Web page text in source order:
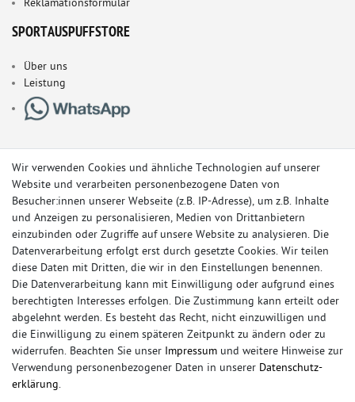
Reklamationsformular
SPORTAUSPUFFSTORE
Über uns
Leistung
© Copyright 2026 Sportauspuff-Store.de - Alle Rechte vorbehalten.
Preisangaben inkl. gesetzlicher MwSt. und zzgl. Versandkosten
Das Internetportal für Sportendschalldämpfer, Komplettanlagen,
Rennsportanlagen, Sportendrohre, Universalteile, Fächerkrümmer,
Vorschalldämpfer, Sportkat, Ersatzrohr und Auspuffzubehör.
Wir verwenden Cookies und ähnliche Technologien auf unserer
Website und verarbeiten personenbezogene Daten von
Besucher:innen unserer Webseite (z.B. IP-Adresse), um z.B. Inhalte
und Anzeigen zu personalisieren, Medien von Drittanbietern
einzubinden oder Zugriffe auf unsere Website zu analysieren. Die
Datenverarbeitung erfolgt erst durch gesetzte Cookies. Wir teilen
diese Daten mit Dritten, die wir in den Einstellungen benennen.
Die Datenverarbeitung kann mit Einwilligung oder aufgrund eines
berechtigten Interesses erfolgen. Die Zustimmung kann erteilt oder
abgelehnt werden. Es besteht das Recht, nicht einzuwilligen und
die Einwilligung zu einem späteren Zeitpunkt zu ändern oder zu
widerrufen. Beachten Sie unser Impressum und weitere Hinweise zur
Verwendung personenbezogener Daten in unserer Daten­schutz­
erklärung.